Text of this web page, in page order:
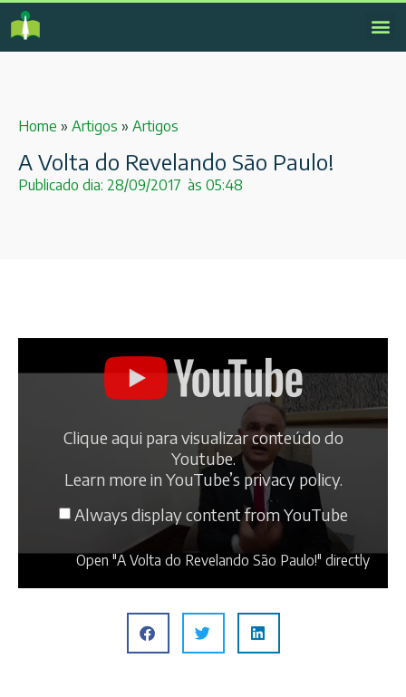
Home » Artigos » Artigos
A Volta do Revelando São Paulo!
Publicado dia: 28/09/2017 às 05:48
Clique aqui para visualizar conteúdo do
Youtube.
Learn more in YouTube’s privacy policy.
Always display content from YouTube
Open "A Volta do Revelando São Paulo!" directly